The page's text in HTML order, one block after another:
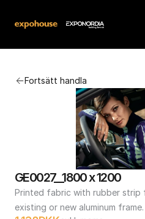
Fortsätt handla
GE0027__1800 x 1200
Printed fabric with rubber strip
existing or new aluminum frame.